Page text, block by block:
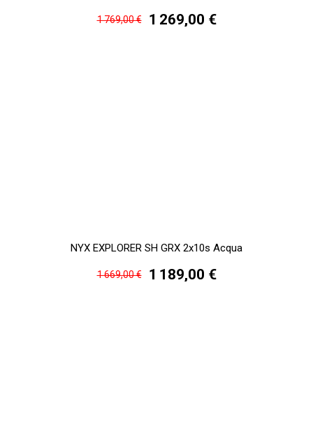
1 769,00 € 1 269,00 €
NYX EXPLORER SH GRX 2x10s Acqua
1 669,00 € 1 189,00 €